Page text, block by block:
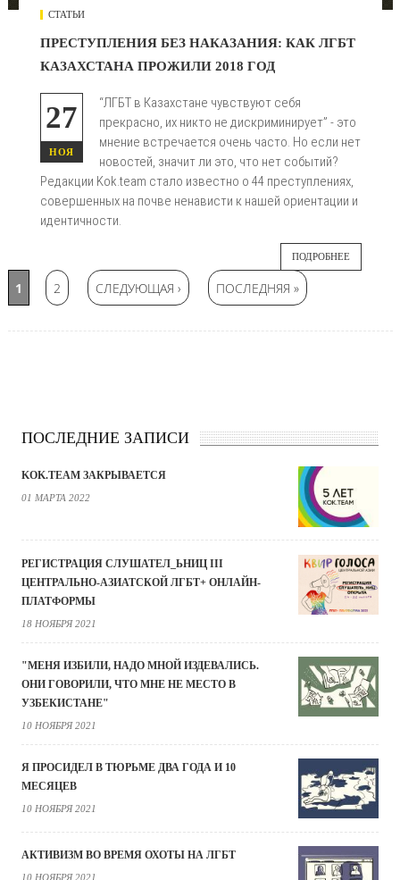
СТАТЬИ
ПРЕСТУПЛЕНИЯ БЕЗ НАКАЗАНИЯ: КАК ЛГБТ
КАЗАХСТАНА ПРОЖИЛИ 2018 ГОД
27
НОЯ
“ЛГБТ в Казахстане чувствуют себя
прекрасно, их никто не дискриминирует” - это
мнение встречается очень часто. Но если нет
новостей, значит ли это, что нет событий?
Редакции Kok.team стало известно о 44 преступлениях,
совершенных на почве ненависти к нашей ориентации и
идентичности.
ПОДРОБНЕЕ
Страницы
1 2 СЛЕДУЮЩАЯ › ПОСЛЕДНЯЯ »
ПОСЛЕДНИЕ ЗАПИСИ
KOK.TEAM ЗАКРЫВАЕТСЯ
01 МАРТА 2022
РЕГИСТРАЦИЯ СЛУШАТЕЛ_ЬНИЦ III
ЦЕНТРАЛЬНО-АЗИАТСКОЙ ЛГБТ+ ОНЛАЙН-
ПЛАТФОРМЫ
18 НОЯБРЯ 2021
"МЕНЯ ИЗБИЛИ, НАДО МНОЙ ИЗДЕВАЛИСЬ.
ОНИ ГОВОРИЛИ, ЧТО МНЕ НЕ МЕСТО В
УЗБЕКИСТАНЕ"
10 НОЯБРЯ 2021
Я ПРОСИДЕЛ В ТЮРЬМЕ ДВА ГОДА И 10
МЕСЯЦЕВ
10 НОЯБРЯ 2021
АКТИВИЗМ ВО ВРЕМЯ ОХОТЫ НА ЛГБТ
10 НОЯБРЯ 2021